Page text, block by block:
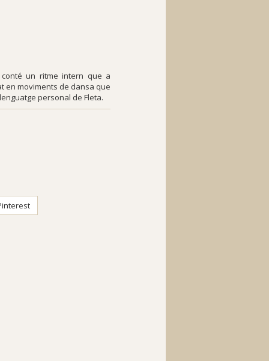
un ritme intern que a
en moviments de dansa que
personal de Fleta.